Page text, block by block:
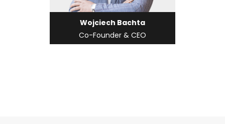
Wojciech Bachta
Co-Founder & CEO